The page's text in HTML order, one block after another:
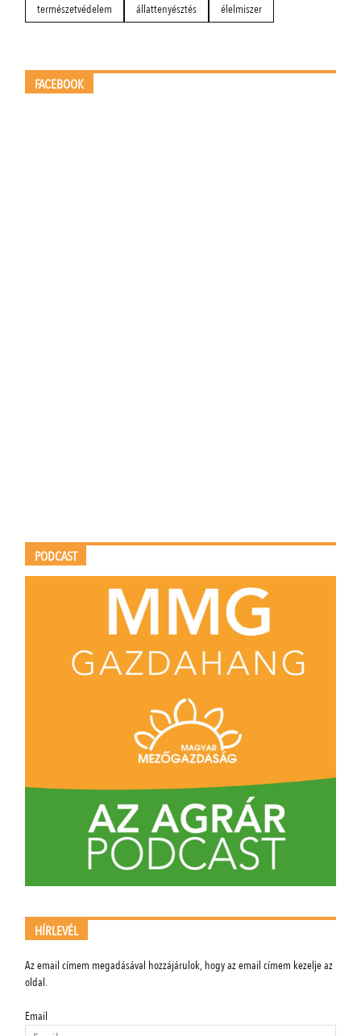
természetvédelem
állattenyésztés élelmiszer
FACEBOOK
PODCAST
HÍRLEVÉL
Az email címem megadásával hozzájárulok, hogy az email címem kezelje az
oldal.
Email